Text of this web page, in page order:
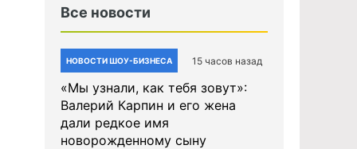
Все новости
НОВОСТИ ШОУ-БИЗНЕСА 15 часов назад
«Мы узнали, как тебя зовут»:
Валерий Карпин и его жена
дали редкое имя
новорожденному сыну